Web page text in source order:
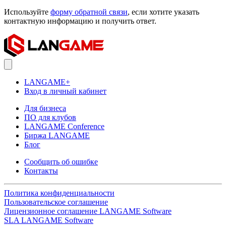
Используйте форму обратной связи, если хотите указать
контактную информацию и получить ответ.
LANGAME+
Вход в личный кабинет
Для бизнеса
ПО для клубов
LANGAME Conference
Биржа LANGAME
Блог
Сообщить об ошибке
Контакты
Политика конфиденциальности
Пользовательское соглашение
Лицензионное соглашение LANGAME Software
SLA LANGAME Software